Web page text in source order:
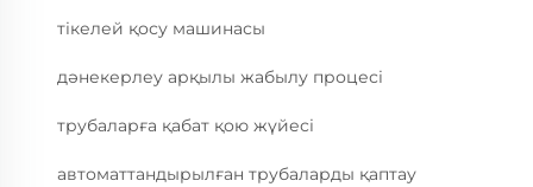
тікелей қосу машинасы
дәнекерлеу арқылы жабылу процесі
трубаларға қабат қою жүйесі
автоматтандырылған трубаларды қаптау